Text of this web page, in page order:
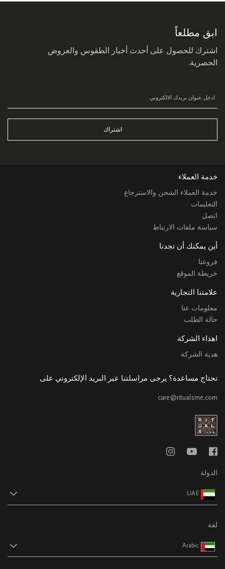
ابق مطلعاً
اشترك للحصول على أحدث أخبار الطقوس والعروض
الحصرية.
اشتراك
خدمة العملاء
خدمة العملاء الشحن والاسترجاع
التعليمات
اتصل
سياسة ملفات الارتباط
أين يمكنك أن تجدنا
فروعنا
خريطة الموقع
علامتنا التجارية
معلومات عنا
حالة الطلب
اهداء الشركة
هدية الشركة
تحتاج مساعدة؟ يرجى مراسلتنا عبر البريد الإلكتروني على
care@ritualsme.com
الدولة
UAE
لغة
Arabic